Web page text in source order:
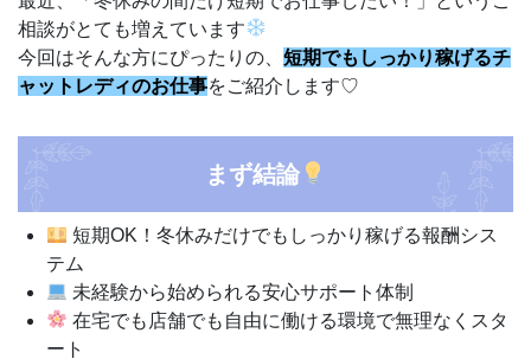
相談がとても増えています
今回はそんな方にぴったりの、 短期でもしっかり稼げるチ
ャットレディのお仕事をご紹介します♡
まず結論
短期OK！冬休みだけでもしっかり稼げる報酬シス
テム
未経験から始められる安心サポート体制
在宅でも店舗でも自由に働ける環境で無理なくスタ
ート